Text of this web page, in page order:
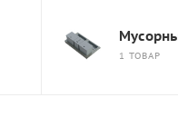
1 ТОВАР